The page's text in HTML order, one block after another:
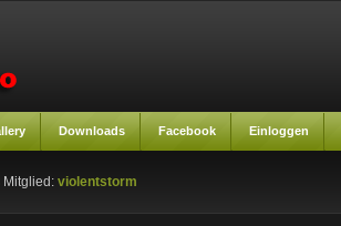
Downloads Facebook Einloggen
Mitglied:violentstorm